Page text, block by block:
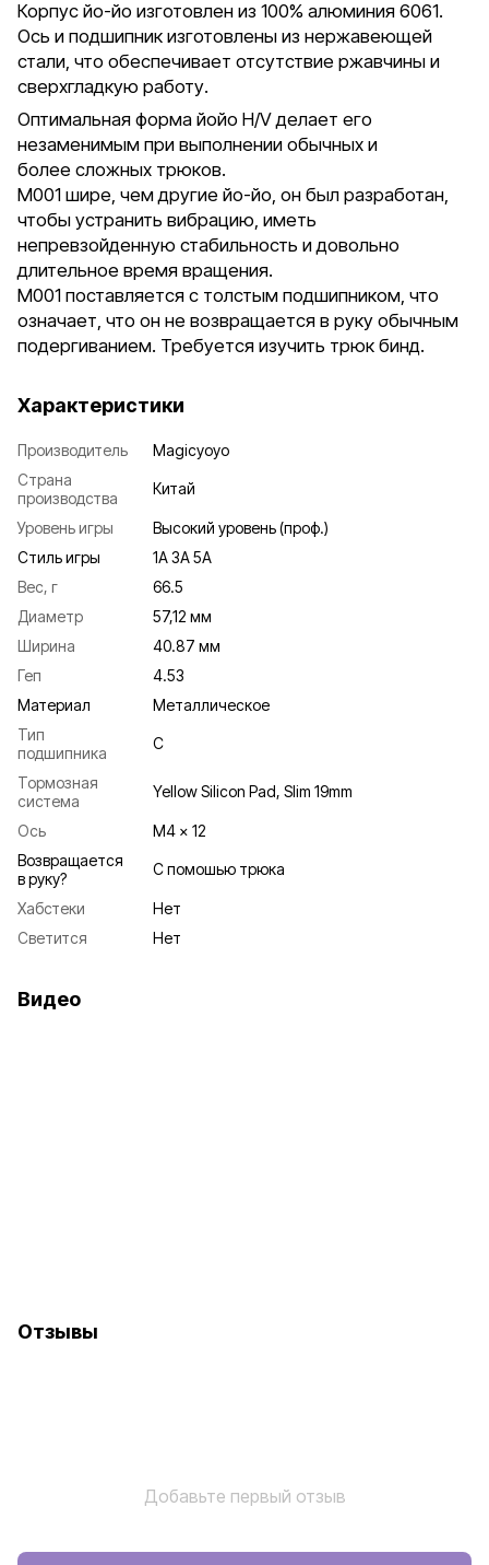
Корпус йо-йо изготовлен из 100% алюминия 6061.
Ось и подшипник изготовлены из нержавеющей
стали, что обеспечивает отсутствие ржавчины и
сверхгладкую работу.
Оптимальная форма йойо H/V делает его
незаменимым при выполнении обычных и
более сложных трюков.
M001 шире, чем другие йо-йо, он был разработан,
чтобы устранить вибрацию, иметь
непревзойденную стабильность и довольно
длительное время вращения.
M001 поставляется с толстым подшипником, что
означает, что он не возвращается в руку обычным
подергиванием. Требуется изучить трюк бинд.
Характеристики
Производитель
Magicyoyo
Страна
производства
Китай
Уровень игры
Высокий уровень (проф.)
Стиль игры
1A 3A 5A
Вес, г
66.5
Диаметр
57,12 мм
Ширина
40.87 мм
Геп
4.53
Материал
Металлическое
Тип
подшипника
C
Тормозная
система
Yellow Silicon Pad, Slim 19mm
Ось
M4 x 12
Возвращается
в руку?
С помошью трюка
Хабстеки
Нет
Светится
Нет
Видео
Отзывы
Добавьте первый отзыв